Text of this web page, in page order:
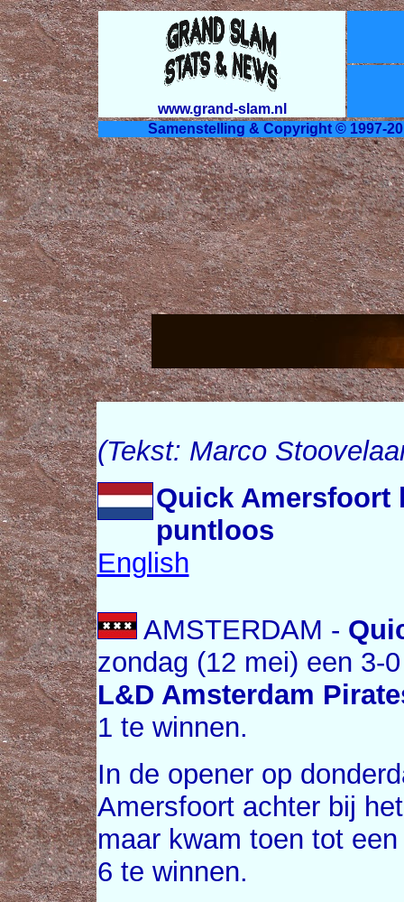
www.grand-slam.nl
Samenstelling & Copyright © 1997-
(Tekst: Marco
Quick Amersfoort
puntloos
English
AMSTERDAM -
zondag (12 mei) een 3-
L&D Amsterdam
1 te winnen.
In de opener op
Amersfoort achter bij
maar kwam toen tot
6 te winnen.